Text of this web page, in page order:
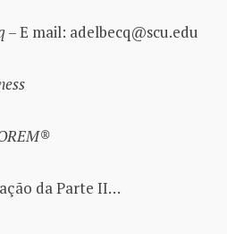
– E mail: adelbecq@scu.edu
da Parte II…